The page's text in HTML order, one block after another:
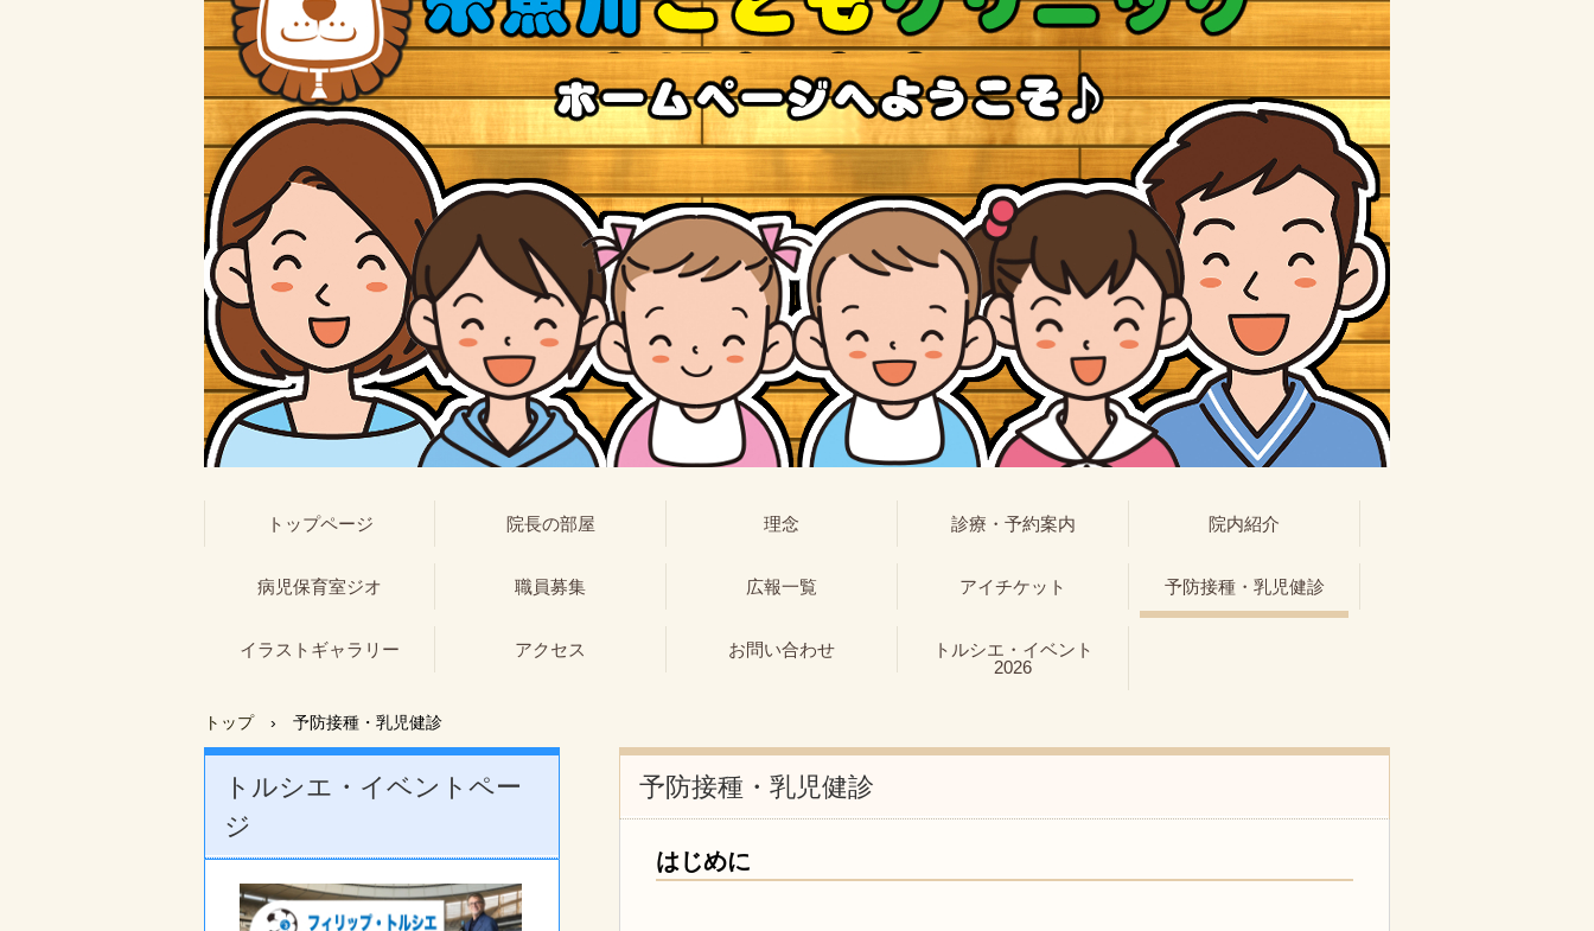
トップページ 院長の部屋 理念 診療・予約案内 院内紹介
病児保育室ジオ 職員募集 広報一覧 アイチケット 予防接種・乳児健診
イラストギャラリー アクセス お問い合わせ
トルシエ・イベント
2026
トップ › 予防接種・乳児健診
予防接種・乳児健診
はじめに
トルシエ・イベントペー
ジ